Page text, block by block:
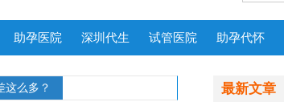
助孕医院 深圳代生 试管医院 助孕代怀
这么多？ 最新文章